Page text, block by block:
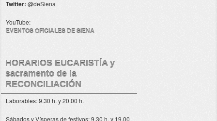
Twitter: @deSiena
YouTube:
EVENTOS OFICIALES DE SIENA
HORARIOS EUCARISTÍA y
sacramento de la
RECONCILIACIÓN
Laborables: 9.30 h. y 20.00 h.
Sábados y Vísperas de festivos: 9.30 h. y 19.00